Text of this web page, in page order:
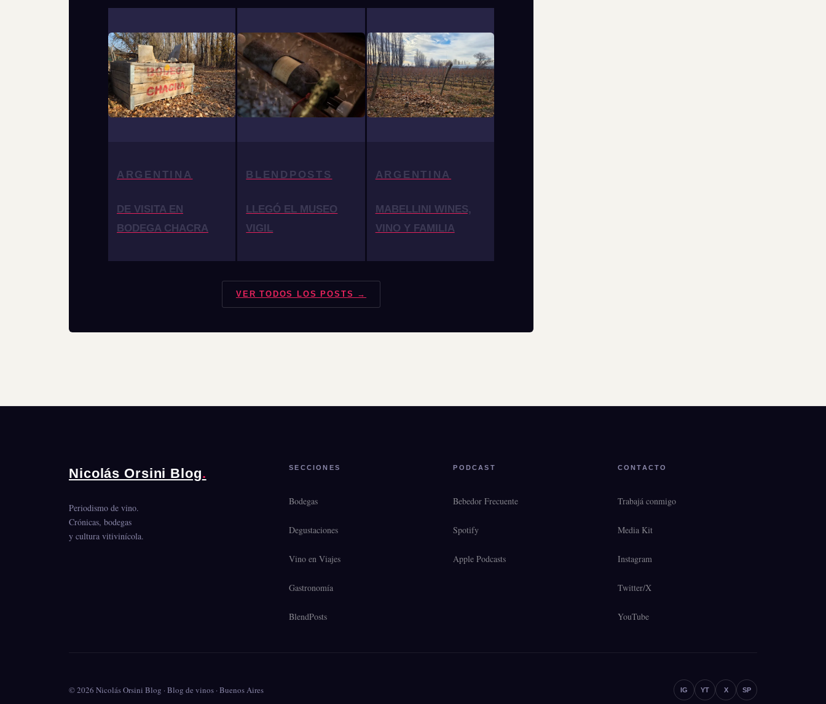
ARGENTINA
DE VISITA EN
BODEGA CHACRA
BLENDPOSTS
LLEGÓ EL MUSEO
VIGIL
ARGENTINA
MABELLINI WINES,
VINO Y FAMILIA
VER TODOS LOS POSTS →
Nicolás Orsini Blog.
Periodismo de vino.
Crónicas, bodegas
y cultura vitivinícola.
SECCIONES
Bodegas
Degustaciones
Vino en Viajes
Gastronomía
BlendPosts
PODCAST
Bebedor Frecuente
Spotify
Apple Podcasts
CONTACTO
Trabajá conmigo
Media Kit
Instagram
Twitter/X
YouTube
© 2026 Nicolás Orsini Blog · Blog de vinos · Buenos Aires IG YT X SP